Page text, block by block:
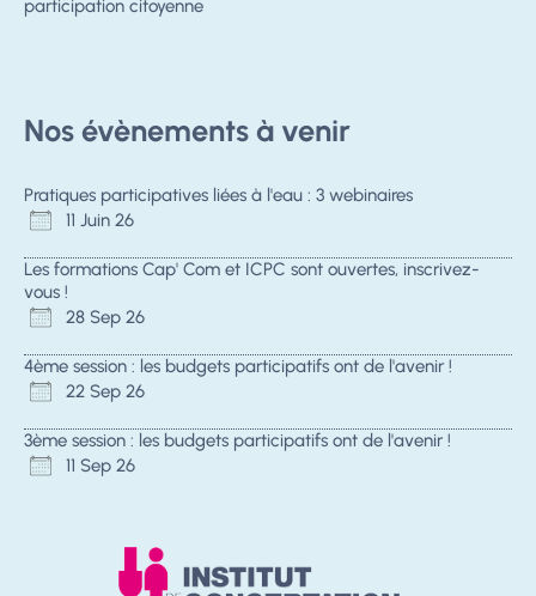
participation citoyenne
Nos évènements à venir
Pratiques participatives liées à l'eau : 3 webinaires
11 Juin 26
Les formations Cap' Com et ICPC sont ouvertes, inscrivez-
vous !
28 Sep 26
4ème session : les budgets participatifs ont de l'avenir !
22 Sep 26
3ème session : les budgets participatifs ont de l'avenir !
11 Sep 26